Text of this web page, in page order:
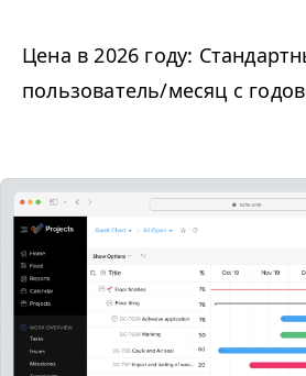
Цена в 2026 году:
пользователь/​месяц с